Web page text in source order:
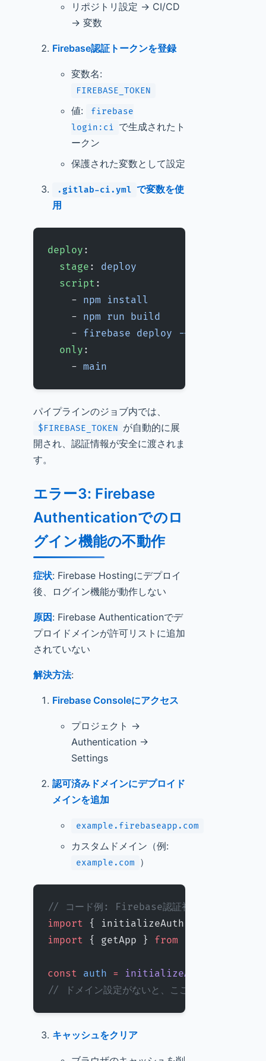
リポジトリ設定 → CI/CD
→ 変数
Firebase認証トークンを登録
変数名:
FIREBASE_TOKEN
値:
firebase
login:ci で生成されたト
ークン
保護された変数として設定
.gitlab-ci.yml で変数を使
用
deploy :
  stage
: deploy
  script
:
    -
npm install
    -
npm run build
    -
firebase deploy --token
  only
:
    -
main
パイプラインのジョブ内では、
$FIREBASE_TOKEN が自動的に展
開され、認証情報が安全に渡されま
す。
エラー3: Firebase
Authenticationでのロ
グイン機能の不動作
症状: Firebase Hostingにデプロイ
後、ログイン機能が動作しない
原因 : Firebase Authenticationでデ
プロイドメインが許可リストに追加
されていない
解決方法:
Firebase Consoleにアクセス
プロジェクト →
Authentication →
Settings
認可済みドメインにデプロイド
メインを追加
example.firebaseapp.com
カスタムドメイン（例:
example.com ）
// コード例: Firebase認証初期化
import { initializeAuth }
import { getApp } from
const auth = initializeAuth
// ドメイン設定がないと、ここでエラーが発生
キャッシュをクリア